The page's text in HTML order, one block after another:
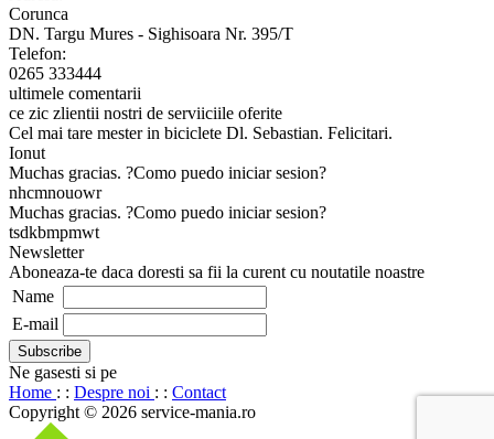
Corunca
DN. Targu Mures - Sighisoara Nr. 395/T
Telefon:
0265 333444
ultimele comentarii
ce zic zlientii nostri de serviiciile oferite
Cel mai tare mester in biciclete Dl. Sebastian. Felicitari.
Ionut
Muchas gracias. ?Como puedo iniciar sesion?
nhcmnouowr
Muchas gracias. ?Como puedo iniciar sesion?
tsdkbmpmwt
Newsletter
Aboneaza-te daca doresti sa fii la curent cu noutatile noastre
Name
E-mail
Ne gasesti si pe
Home : : Despre noi : : Contact
Copyright © 2026 service-mania.ro